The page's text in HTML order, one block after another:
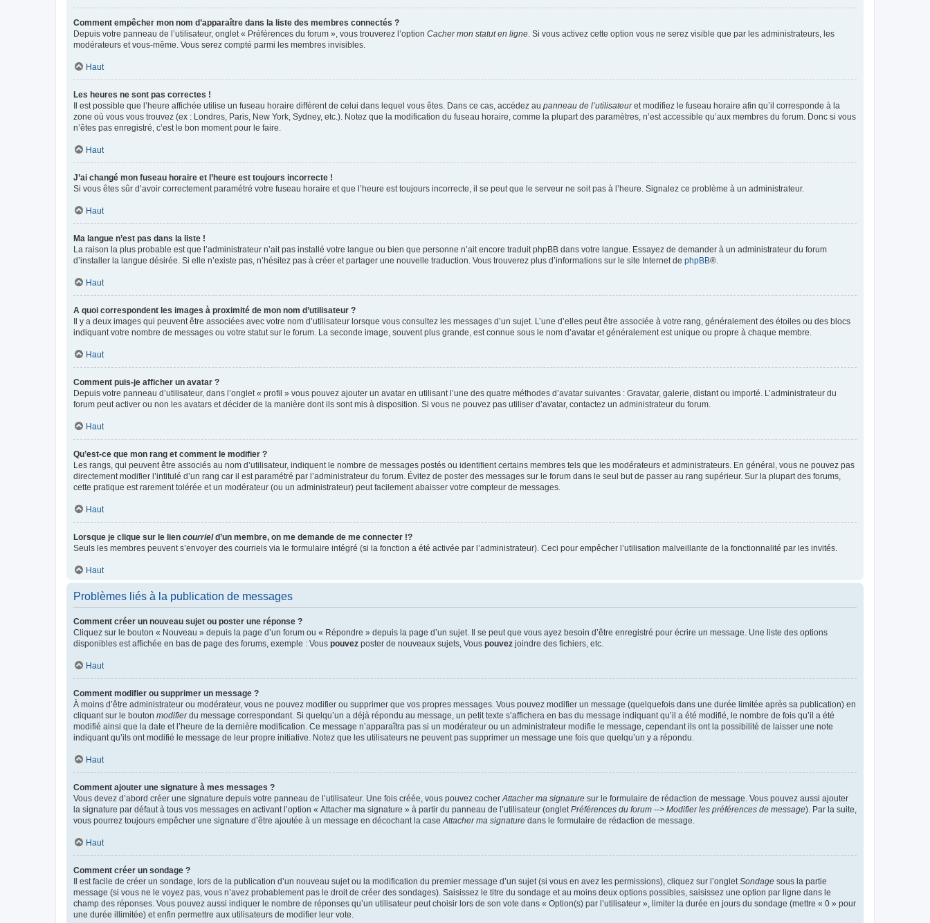
Comment empêcher mon nom d’apparaître dans la liste des membres connectés ?
Depuis votre panneau de l’utilisateur, onglet « Préférences du forum », vous trouverez l’option Cacher mon statut en ligne . Si vous activez cette option vous ne serez visible que par les administrateurs, les
modérateurs et vous-même. Vous serez compté parmi les membres invisibles.
Haut
Les heures ne sont pas correctes !
Il est possible que l’heure affichée utilise un fuseau horaire différent de celui dans lequel vous êtes. Dans ce cas, accédez au panneau de l’utilisateuret modifiez le fuseau horaire afin qu’il corresponde à la
zone où vous vous trouvez (ex : Londres, Paris, New York, Sydney, etc.). Notez que la modification du fuseau horaire, comme la plupart des paramètres, n’est accessible qu’aux membres du forum. Donc si vous
n’êtes pas enregistré, c’est le bon moment pour le faire.
Haut
J’ai changé mon fuseau horaire et l’heure est toujours incorrecte !
Si vous êtes sûr d’avoir correctement paramétré votre fuseau horaire et que l’heure est toujours incorrecte, il se peut que le serveur ne soit pas à l’heure. Signalez ce problème à un administrateur.
Haut
Ma langue n’est pas dans la liste !
La raison la plus probable est que l’administrateur n’ait pas installé votre langue ou bien que personne n’ait encore traduit phpBB dans votre langue. Essayez de demander à un administrateur du forum
d’installer la langue désirée. Si elle n’existe pas, n’hésitez pas à créer et partager une nouvelle traduction. Vous trouverez plus d’informations sur le site Internet de phpBB®.
Haut
A quoi correspondent les images à proximité de mon nom d’utilisateur ?
Il y a deux images qui peuvent être associées avec votre nom d’utilisateur lorsque vous consultez les messages d’un sujet. L’une d’elles peut être associée à votre rang, généralement des étoiles ou des blocs
indiquant votre nombre de messages ou votre statut sur le forum. La seconde image, souvent plus grande, est connue sous le nom d’avatar et généralement est unique ou propre à chaque membre.
Haut
Comment puis-je afficher un avatar ?
Depuis votre panneau d’utilisateur, dans l’onglet « profil » vous pouvez ajouter un avatar en utilisant l’une des quatre méthodes d’avatar suivantes : Gravatar, galerie, distant ou importé. L’administrateur du
forum peut activer ou non les avatars et décider de la manière dont ils sont mis à disposition. Si vous ne pouvez pas utiliser d’avatar, contactez un administrateur du forum.
Haut
Qu’est-ce que mon rang et comment le modifier ?
Les rangs, qui peuvent être associés au nom d’utilisateur, indiquent le nombre de messages postés ou identifient certains membres tels que les modérateurs et administrateurs. En général, vous ne pouvez pas
directement modifier l’intitulé d’un rang car il est paramétré par l’administrateur du forum. Évitez de poster des messages sur le forum dans le seul but de passer au rang supérieur. Sur la plupart des forums,
cette pratique est rarement tolérée et un modérateur (ou un administrateur) peut facilement abaisser votre compteur de messages.
Haut
Lorsque je clique sur le lien courrield’un membre, on me demande de me connecter !?
Seuls les membres peuvent s’envoyer des courriels via le formulaire intégré (si la fonction a été activée par l’administrateur). Ceci pour empêcher l’utilisation malveillante de la fonctionnalité par les invités.
Haut
Problèmes liés à la publication de messages
Comment créer un nouveau sujet ou poster une réponse ?
Cliquez sur le bouton « Nouveau » depuis la page d’un forum ou « Répondre » depuis la page d’un sujet. Il se peut que vous ayez besoin d’être enregistré pour écrire un message. Une liste des options
disponibles est affichée en bas de page des forums, exemple : Vous pouvez poster de nouveaux sujets, Vous pouvez joindre des fichiers, etc.
Haut
Comment modifier ou supprimer un message ?
À moins d’être administrateur ou modérateur, vous ne pouvez modifier ou supprimer que vos propres messages. Vous pouvez modifier un message (quelquefois dans une durée limitée après sa publication) en
cliquant sur le bouton modifierdu message correspondant. Si quelqu’un a déjà répondu au message, un petit texte s’affichera en bas du message indiquant qu’il a été modifié, le nombre de fois qu’il a été
modifié ainsi que la date et l’heure de la dernière modification. Ce message n’apparaîtra pas si un modérateur ou un administrateur modifie le message, cependant ils ont la possibilité de laisser une note
indiquant qu’ils ont modifié le message de leur propre initiative. Notez que les utilisateurs ne peuvent pas supprimer un message une fois que quelqu’un y a répondu.
Haut
Comment ajouter une signature à mes messages ?
Vous devez d’abord créer une signature depuis votre panneau de l’utilisateur. Une fois créée, vous pouvez cocher Attacher ma signature sur le formulaire de rédaction de message. Vous pouvez aussi ajouter
la signature par défaut à tous vos messages en activant l’option « Attacher ma signature » à partir du panneau de l’utilisateur (onglet Préférences du forum --> Modifier les préférences de message). Par la suite,
vous pourrez toujours empêcher une signature d’être ajoutée à un message en décochant la case Attacher ma signature dans le formulaire de rédaction de message.
Haut
Comment créer un sondage ?
Il est facile de créer un sondage, lors de la publication d’un nouveau sujet ou la modification du premier message d’un sujet (si vous en avez les permissions), cliquez sur l’onglet Sondage sous la partie
message (si vous ne le voyez pas, vous n’avez probablement pas le droit de créer des sondages). Saisissez le titre du sondage et au moins deux options possibles, saisissez une option par ligne dans le
champ des réponses. Vous pouvez aussi indiquer le nombre de réponses qu’un utilisateur peut choisir lors de son vote dans « Option(s) par l’utilisateur », limiter la durée en jours du sondage (mettre « 0 » pour
une durée illimitée) et enfin permettre aux utilisateurs de modifier leur vote.